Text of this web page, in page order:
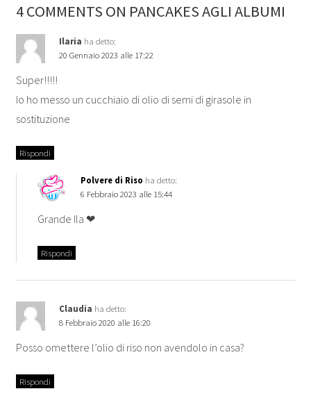
4 COMMENTS ON PANCAKES AGLI ALBUMI
Ilaria ha detto:
20 Gennaio 2023 alle 17:22
Super!!!!!
Io ho messo un cucchiaio di olio di semi di girasole in
sostituzione
Rispondi
Polvere di Riso ha detto:
6 Febbraio 2023 alle 15:44
Grande Ila ❤
Rispondi
Claudia ha detto:
8 Febbraio 2020 alle 16:20
Posso omettere l’olio di riso non avendolo in casa?
Rispondi